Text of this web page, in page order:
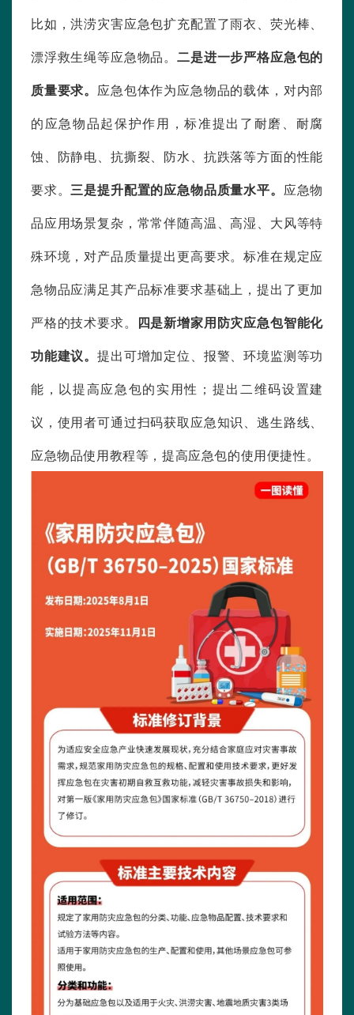
比如，洪涝灾害应急包扩充配置了雨衣、荧光棒、
漂浮救生绳等应急物品。二是进一步严格应急包的
质量要求。 应急包体作为应急物品的载体，对内部
的应急物品起保护作用，标准提出了耐磨、耐腐
蚀、防静电、抗撕裂、防水、抗跌落等方面的性能
要求。 三是提升配置的应急物品质量水平。 应急物
品应用场景复杂，常常伴随高温、高湿、大风等特
殊环境，对产品质量提出更高要求。标准在规定应
急物品应满足其产品标准要求基础上，提出了更加
严格的技术要求。 四是新增家用防灾应急包智能化
功能建议。提出可增加定位、报警、环境监测等功
能，以提高应急包的实用性；提出二维码设置建
议，使用者可通过扫码获取应急知识、逃生路线、
应急物品使用教程等，提高应急包的使用便捷性。